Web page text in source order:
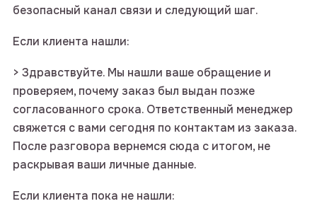
безопасный канал связи и следующий шаг.
Если клиента нашли:
> Здравствуйте. Мы нашли ваше обращение и
проверяем, почему заказ был выдан позже
согласованного срока. Ответственный менеджер
свяжется с вами сегодня по контактам из заказа.
После разговора вернемся сюда с итогом, не
раскрывая ваши личные данные.
Если клиента пока не нашли: